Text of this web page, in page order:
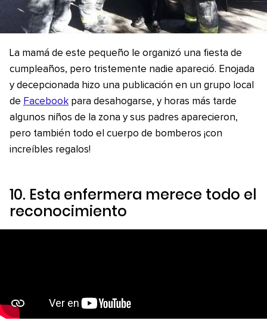
La mamá de este pequeño le organizó una fiesta de
cumpleaños, pero tristemente nadie apareció. Enojada
y decepcionada hizo una publicación en un grupo local
de Facebook para desahogarse, y horas más tarde
algunos niños de la zona y sus padres aparecieron,
pero también todo el cuerpo de bomberos ¡con
increíbles regalos!
10. Esta enfermera merece todo el
reconocimiento